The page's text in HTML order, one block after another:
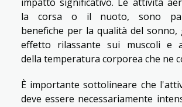
impatto significativo. Le attività
la corsa o il nuoto, sono
benefiche per la qualità del
effetto rilassante sui muscoli e
della temperatura corporea che ne
È importante sottolineare che
deve essere necessariamente